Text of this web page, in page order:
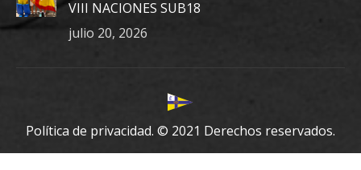
VIII NACIONES SUB18
julio 20, 2026
Política de privacidad. © 2021 Derechos reservados.